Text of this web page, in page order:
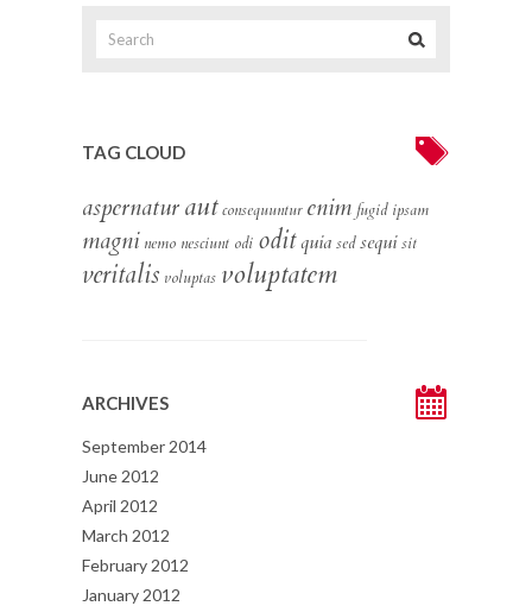
TAG CLOUD
aspernaturaut consequuntur enim fugid ipsam
magni nemo nesciunt odi oditquia sed sequi sit
veritalis voluptas voluptatem
ARCHIVES
September 2014
June 2012
April 2012
March 2012
February 2012
January 2012